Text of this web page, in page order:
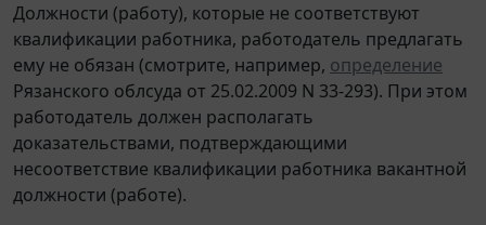
Должности (работу), которые не соответствуют
квалификации работника, работодатель предлагать
ему не обязан (смотрите, например, определение
Рязанского облсуда от 25.02.2009 N 33-293). При этом
работодатель должен располагать
доказательствами, подтверждающими
несоответствие квалификации работника вакантной
должности (работе).